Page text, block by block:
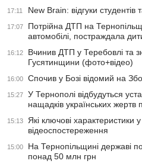
17:11 New Brain: відгуки
17:07
Потрійна ДТП на
автомобілі, постраждала
16:12
Вчинив ДТП у Теребовлі та
Гусятинщини (фото+відео)
16:00 Спочив у Бозі відомий на
15:27
У Тернополі відбудуться
нащадків українських жертв
15:13
Які ключові характеристики
відеоспостереження
15:00
На Тернопільщині державі
понад 50 млн грн